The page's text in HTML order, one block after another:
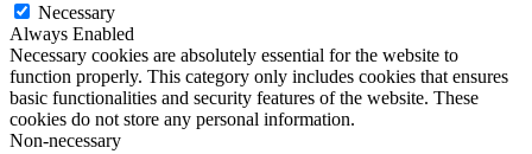
Necessary
Always Enabled
Necessary cookies are absolutely essential for the website to
function properly. This category only includes cookies that ensures
basic functionalities and security features of the website. These
cookies do not store any personal information.
Non-necessary